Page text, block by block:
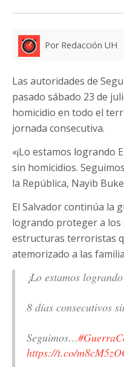
Por Redacción UH
Las autoridades de
pasado sábado 23 de
homicidio en todo el
jornada consecutiva.
«¡Lo estamos logrando
sin homicidios.
la República, Nayib
El Salvador continúa la
logrando proteger a los
estructuras terroristas
atemorizado a las
¡Lo estamos
8 días consecutivos
Seguimos…
https://t.co/